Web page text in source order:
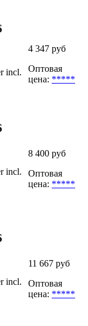
incl.
4 347 руб
Оптовая
цена: *****
incl.
8 400 руб
Оптовая
цена: *****
incl.
11 667 руб
Оптовая
цена: *****